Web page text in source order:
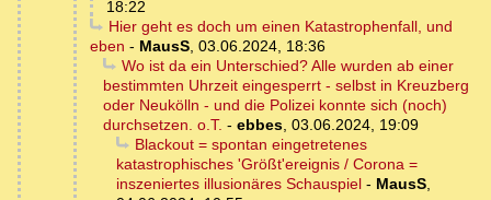
18:22
Hier geht es doch um einen Katastrophenfall, und
eben - MausS, 03.06.2024, 18:36
Wo ist da ein Unterschied? Alle wurden ab einer
bestimmten Uhrzeit eingesperrt - selbst in Kreuzberg
oder Neukölln - und die Polizei konnte sich (noch)
durchsetzen. o.T. - ebbes, 03.06.2024, 19:09
Blackout = spontan eingetretenes
katastrophisches 'Größt'ereignis / Corona =
inszeniertes illusionäres Schauspiel - MausS,